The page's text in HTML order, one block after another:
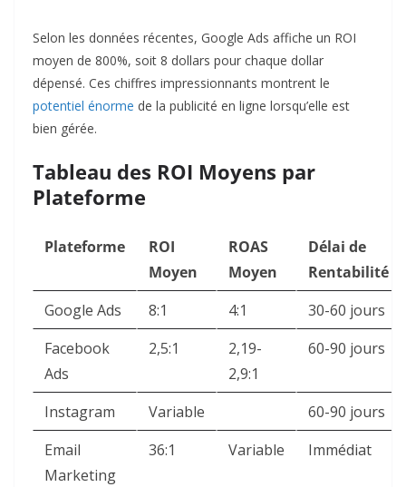
Selon les données récentes, Google Ads affiche un ROI
moyen de 800%, soit 8 dollars pour chaque dollar
dépensé. Ces chiffres impressionnants montrent le
potentiel énorme de la publicité en ligne lorsqu’elle est
bien gérée.​
Tableau des ROI Moyens par
Plateforme
Plateforme
ROI
Moyen
ROAS
Moyen
Délai de
Rentabilité
Google Ads
8:1 ​ 4:1 ​
30-60 jours ​
Facebook
Ads
2,5:1 ​
2,19-
2,9:1 ​
60-90 jours ​
Instagram Variable
60-90 jours
Email
Marketing
36:1 ​ Variable Immédiat